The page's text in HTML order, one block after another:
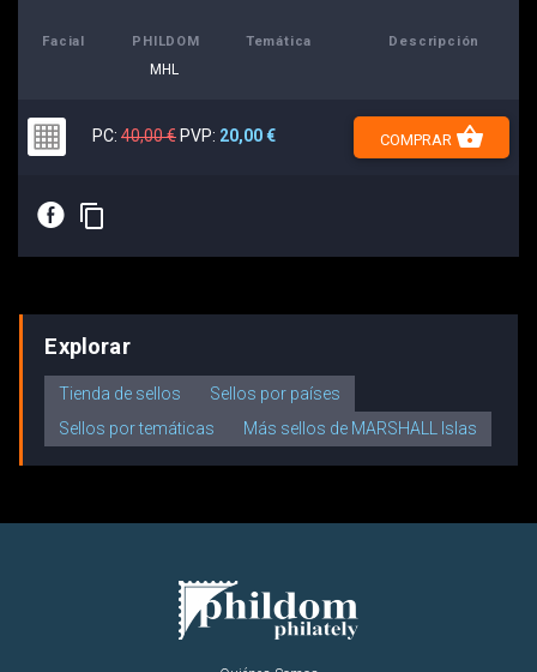
Facial PHILDOM Temática Descripción
MHL
PC: 40,00 € PVP: 20,00 € COMPRAR shopping_basket
E content_copy
Explorar
Tienda de sellos
Sellos por países
Sellos por temáticas
Más sellos de MARSHALL Islas